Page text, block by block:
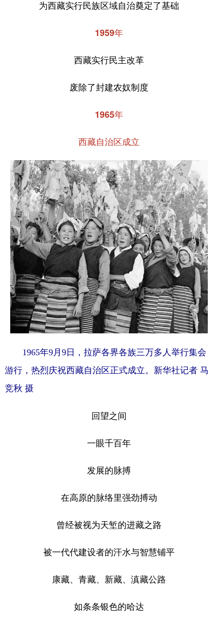
为西藏实行民族区域自治奠定了基础
1959年
西藏实行民主改革
废除了封建农奴制度
1965年
西藏自治区成立
1965年9月9日，拉萨各界各族三万多人举行集会
游行，热烈庆祝西藏自治区正式成立。新华社记者 马
竞秋 摄
回望之间
一眼千百年
发展的脉搏
在高原的脉络里强劲搏动
曾经被视为天堑的进藏之路
被一代代建设者的汗水与智慧铺平
康藏、青藏、新藏、滇藏公路
如条条银色的哈达